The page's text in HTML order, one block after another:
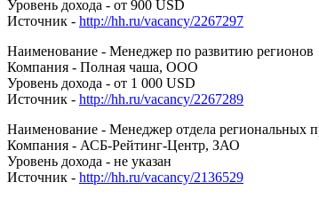
Уровень дохода - от 900 USD
Источник - http://hh.ru/vacancy/2267297
Наименование - Менеджер по развитию регионов
Компания - Полная чаша, ООО
Уровень дохода - от 1 000 USD
Источник - http://hh.ru/vacancy/2267289
Наименование - Менеджер отдела региональных
Компания - АСБ-Рейтинг-Центр, ЗАО
Уровень дохода - не указан
Источник - http://hh.ru/vacancy/2136529